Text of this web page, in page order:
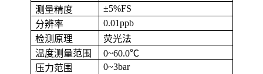
测量精度
±5%FS
分辨率
0.01ppb
检测原理
荧光法
温度测量范围
0~60.0℃
压力范围
0~3bar